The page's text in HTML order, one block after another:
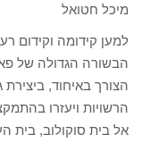
מיכל חטואל
למען קידומה וקידום
הבשורה הגדולה של
הצורך באיחוד, ביצירת
הרשויות ויעזרו
אל בית סוקולוב, בית